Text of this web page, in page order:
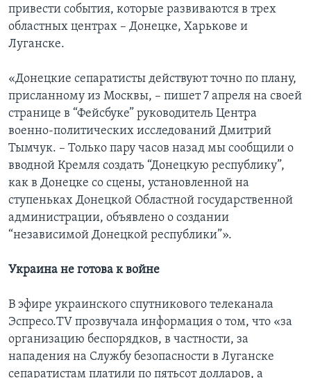
привести события, которые развиваются в трех
областных центрах – Донецке, Харькове и
Луганске.
«Донецкие сепаратисты действуют точно по плану,
присланному из Москвы, – пишет 7 апреля на своей
странице в “Фейсбуке” руководитель Центра
военно-политических исследований Дмитрий
Тымчук. – Только пару часов назад мы сообщили о
вводной Кремля создать “Донецкую республику”,
как в Донецке со сцены, установленной на
ступеньках Донецкой Областной государственной
администрации, объявлено о создании
“независимой Донецкой республики”».
Украина не готова к войне
В эфире украинского спутникового телеканала
Эспресо.TV прозвучала информация о том, что «за
организацию беспорядков, в частности, за
нападения на Службу безопасности в Луганске
сепаратистам платили по пятьсот долларов, а